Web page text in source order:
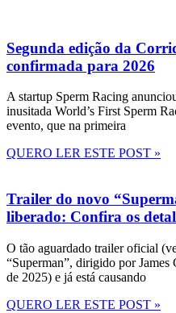
Segunda edição da
confirmada para 2026
A startup Sperm Racing
inusitada World’s First Sperm
evento, que na primeira
QUERO LER ESTE POST »
Trailer do novo
liberado: Confira os
O tão aguardado trailer oficial
“Superman”, dirigido por
de 2025) e já está causando
QUERO LER ESTE POST »